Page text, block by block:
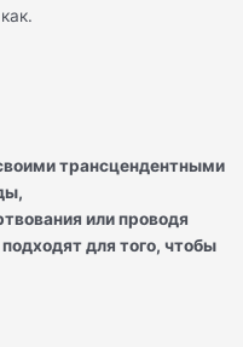
трансцендентными
или проводя
для того, чтобы